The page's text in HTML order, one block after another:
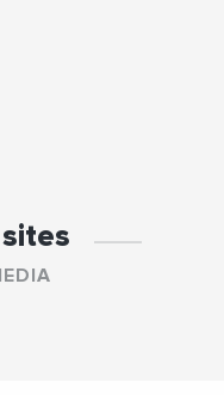
sites